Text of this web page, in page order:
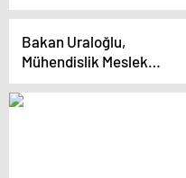
Projesi’ni inceledi
Yükselişini Sürdürüyor
Bakan Uraloğlu,
Mühendislik Meslek
Kanunu ve Teknik
Hizmetler Sınıfı